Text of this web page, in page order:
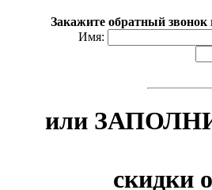
Закажите обратный звонок
Имя:
или
скидки